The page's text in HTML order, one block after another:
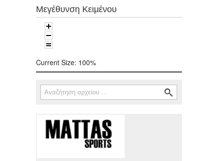
Μεγέθυνση Κειμένου
Current Size: 100%
Φόρμα αναζήτησης
Αναζήτηση